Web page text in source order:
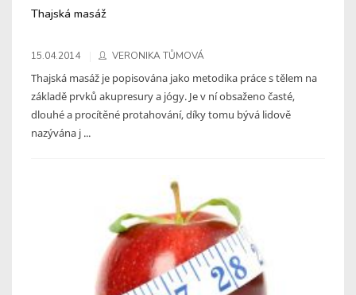
Thajská masáž
15.04.2014 VERONIKA TŮMOVÁ
Thajská masáž je popisována jako metodika práce s tělem na
základě prvků akupresury a jógy. Je v ní obsaženo časté,
dlouhé a procítěné protahování, díky tomu bývá lidově
nazývána j ...